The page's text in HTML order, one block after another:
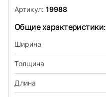
Артикул: 19988
Общие характеристики:
Ширина
Толщина
Длина